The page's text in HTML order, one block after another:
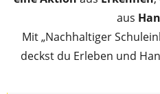
aus
Mit „Nachhaltiger
deckst du Erleben und